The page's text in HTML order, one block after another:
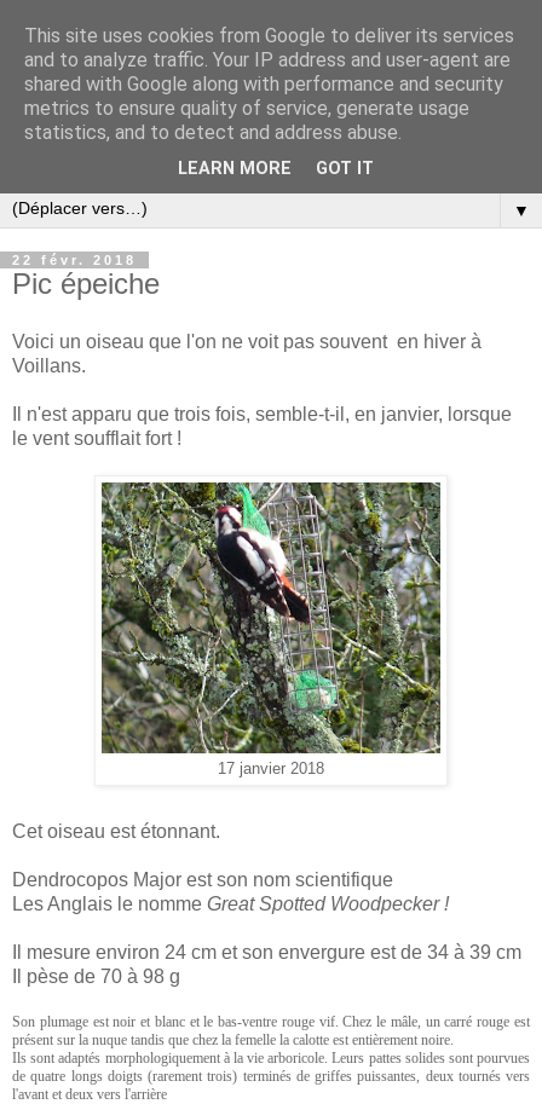
▼
22 févr. 2018
Pic épeiche
Voici un oiseau que l'on ne voit pas souvent en hiver à
Voillans.
Il n'est apparu que trois fois, semble-t-il, en janvier, lorsque
le vent soufflait fort !
17 janvier 2018
Cet oiseau est étonnant.
Dendrocopos Major est son nom scientifique
Les Anglais le nomme Great Spotted Woodpecker !
Il mesure environ 24 cm et son envergure est de 34 à 39 cm
Il pèse de 70 à 98 g
Son plumage est noir et blanc et le bas-ventre rouge vif. Chez le mâle, un carré rouge est
présent sur la nuque tandis que chez la femelle la calotte est entièrement noire.
Ils sont adaptés morphologiquement à la vie arboricole. Leurs pattes solides sont pourvues
de quatre longs doigts (rarement trois) terminés de griffes puissantes, deux tournés vers
l'avant et deux vers l'arrière
This site uses cookies from Google to deliver its services
and to analyze traffic. Your IP address and user-agent are
shared with Google along with performance and security
metrics to ensure quality of service, generate usage
statistics, and to detect and address abuse.
LEARN MORE GOT IT